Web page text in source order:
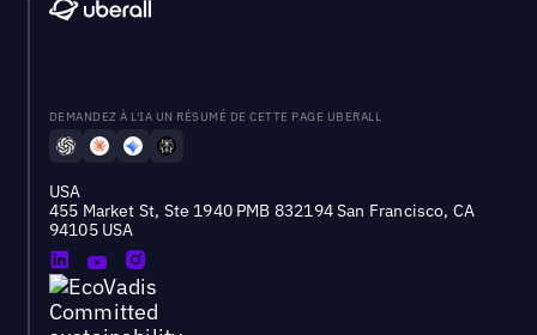
DEMANDEZ À L'IA UN RÉSUMÉ DE CETTE PAGE UBERALL
USA
455 Market St, Ste 1940 PMB 832194 San Francisco, CA
94105 USA